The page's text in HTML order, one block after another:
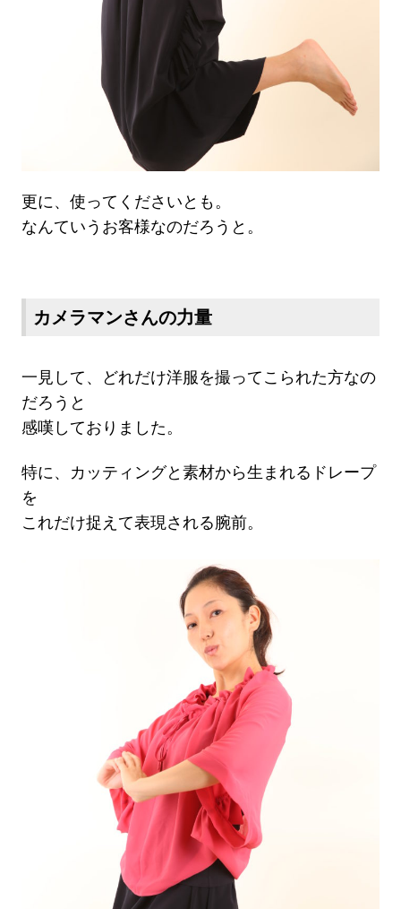
更に、使ってくださいとも。
なんていうお客様なのだろうと。
カメラマンさんの力量
一見して、どれだけ洋服を撮ってこられた方なの
だろうと
感嘆しておりました。
特に、カッティングと素材から生まれるドレープ
を
これだけ捉えて表現される腕前。